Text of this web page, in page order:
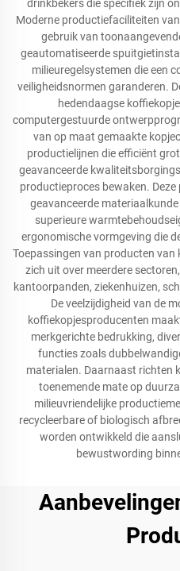
drinkbekers die specifiek zijn
Moderne productiefaciliteiten
gebruik van
geautomatiseerde
milieuregelsystemen die een
veiligheidsnormen garanderen.
hedendaagse
computergestuurde
van op maat gemaakte
productielijnen die efficiënt
geavanceerde
productieproces bewaken.
geavanceerde
superieure
ergonomische vormgeving die
Toepassingen van producten
zich uit over meerdere
kantoorpanden, ziekenhuizen,
De veelzijdigheid van de
koffiekopjesproducenten
merkgerichte bedrukking,
functies zoals
materialen. Daarnaast richten
toenemende mate op
milieuvriendelijke
recycleerbare of biologisch
worden ontwikkeld die
bewustwording